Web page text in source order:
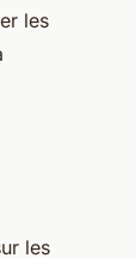
les
les